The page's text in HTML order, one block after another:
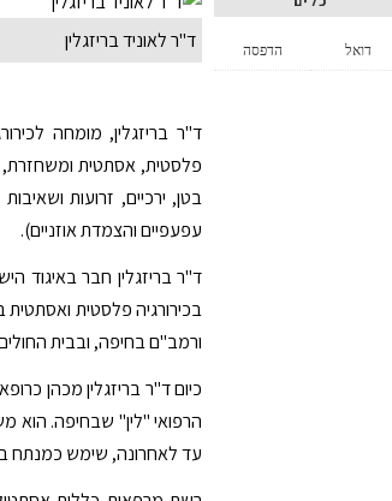
הדפסה דואל ד''ר לאוניד בריזגלין
ד"ר בריזגלין, מומחה
פלסטית, אסתטית ומשחזרת,
בטן, ירכיים, זרועות
עפעפיים והצמדת אוזניים).
ד"ר בריזגלין חבר באיגוד
בכירורגיה פלסטית
ורמב"ם בחיפה, ובבית
כיום ד"ר בריזגלין מכהן
הרפואי "לין" שבחיפה. הוא
עד לאחרונה, שימש כמנתח